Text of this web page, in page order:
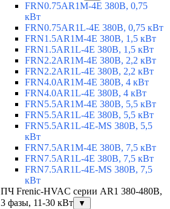
FRN0.75AR1M-4E 380В, 0,75
кВт
FRN0.75AR1L-4E 380В, 0,75 кВт
FRN1.5AR1M-4E 380В, 1,5 кВт
FRN1.5AR1L-4E 380В, 1,5 кВт
FRN2.2AR1M-4E 380В, 2,2 кВт
FRN2.2AR1L-4E 380В, 2,2 кВт
FRN4.0AR1M-4E 380В, 4 кВт
FRN4.0AR1L-4E 380В, 4 кВт
FRN5.5AR1M-4E 380В, 5,5 кВт
FRN5.5AR1L-4E 380В, 5,5 кВт
FRN5.5AR1L-4E-MS 380В, 5,5
кВт
FRN7.5AR1M-4E 380В, 7,5 кВт
FRN7.5AR1L-4E 380В, 7,5 кВт
FRN7.5AR1L-4E-MS 380В, 7,5
кВт
ПЧ Frenic-HVAC серии AR1 380-480В,
3 фазы, 11-30 кВт
▼